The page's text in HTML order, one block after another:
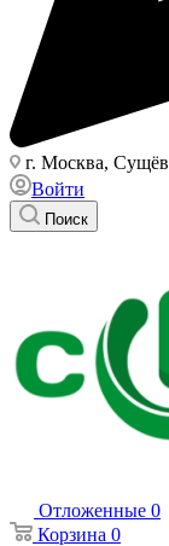
г. Москва,
Войти
Поиск
Отложенные 0
Корзина 0